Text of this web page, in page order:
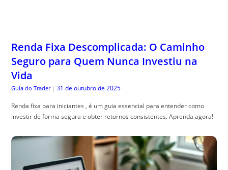
Renda Fixa Descomplicada: O Caminho
Seguro para Quem Nunca Investiu na
Vida
Guia do Trader | 31 de outubro de 2025
Renda fixa para iniciantes , é um guia essencial para entender como
investir de forma segura e obter retornos consistentes. Aprenda agora!